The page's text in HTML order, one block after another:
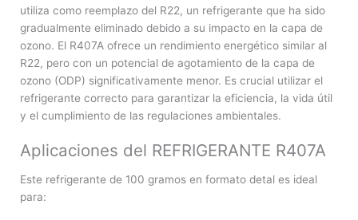
utiliza como reemplazo del R22, un refrigerante que ha sido
gradualmente eliminado debido a su impacto en la capa de
ozono. El R407A ofrece un rendimiento energético similar al
R22, pero con un potencial de agotamiento de la capa de
ozono (ODP) significativamente menor. Es crucial utilizar el
refrigerante correcto para garantizar la eficiencia, la vida útil
y el cumplimiento de las regulaciones ambientales.
Aplicaciones del REFRIGERANTE R407A
Este refrigerante de 100 gramos en formato detal es ideal
para: